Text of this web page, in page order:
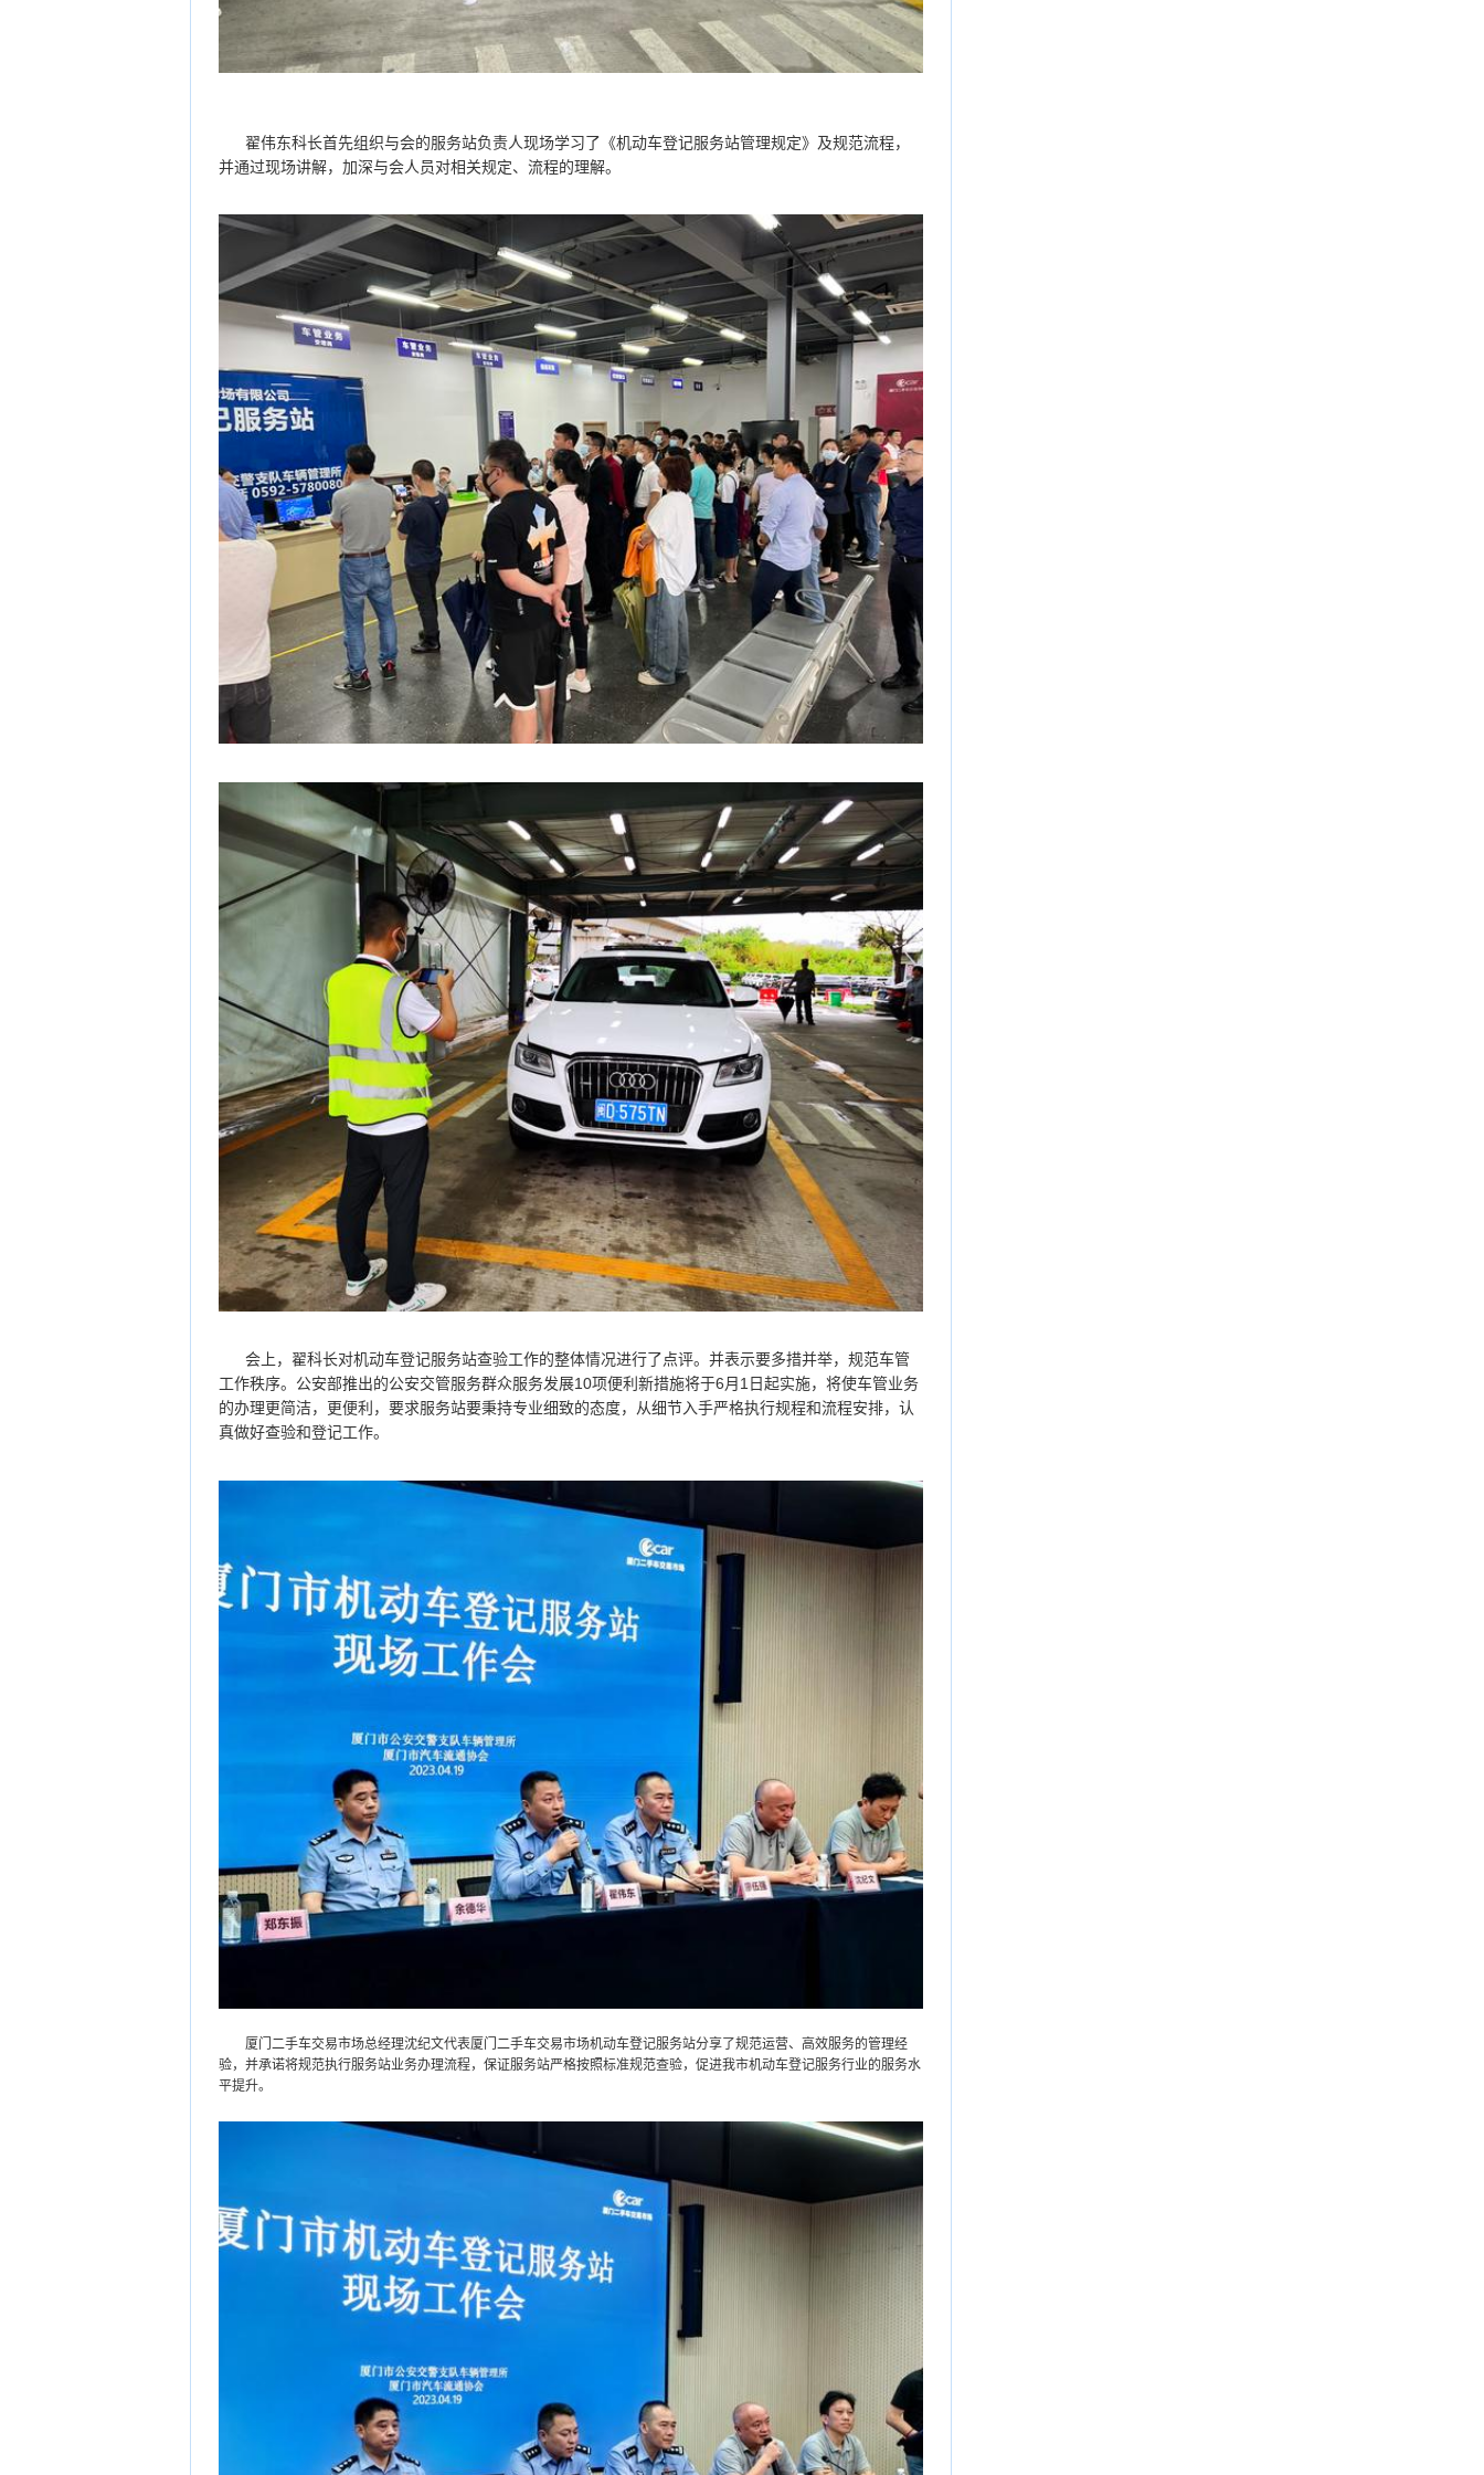
翟伟东科长首先组织与会的服务站负责人现场学习了《机动车登记服务站管理规定》及规范流程，
并通过现场讲解，加深与会人员对相关规定、流程的理解。
会上，翟科长对机动车登记服务站查验工作的整体情况进行了点评。并表示要多措并举，规范车管
工作秩序。公安部推出的公安交管服务群众服务发展10项便利新措施将于6月1日起实施，将使车管业务
的办理更简洁，更便利，要求服务站要秉持专业细致的态度，从细节入手严格执行规程和流程安排，认
真做好查验和登记工作。
厦门二手车交易市场总经理沈纪文代表厦门二手车交易市场机动车登记服务站分享了规范运营、高效服务的管理经
验，并承诺将规范执行服务站业务办理流程，保证服务站严格按照标准规范查验，促进我市机动车登记服务行业的服务水
平提升。